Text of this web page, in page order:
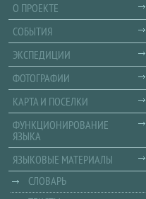
О ПРОЕКТЕ
СОБЫТИЯ
ЭКСПЕДИЦИИ
ФОТОГРАФИИ
КАРТА И ПОСЕЛКИ
ФУНКЦИОНИРОВАНИЕ
ЯЗЫКА
ЯЗЫКОВЫЕ МАТЕРИАЛЫ
СЛОВАРЬ